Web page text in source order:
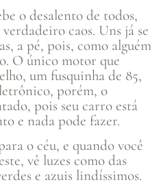
o desalento de todos,
caos. Uns já se
a pé, pois, como alguém
O único motor que
um fusquinha de 85,
porém, o
pois seu carro está
e nada pode fazer.
o céu, e quando você
vê luzes como das
e azuis lindíssimos.